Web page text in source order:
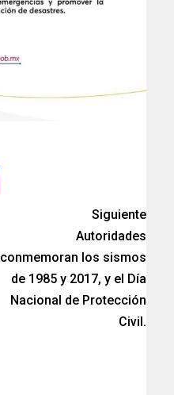
Siguiente
Autoridades
conmemoran los sismos
de 1985 y 2017, y el Día
Nacional de Protección
Civil.